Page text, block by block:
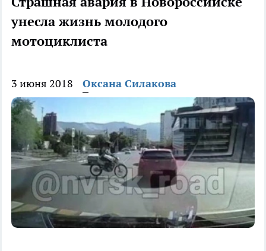
унесла жизнь молодого
мотоциклиста
3 июня 2018 Оксана Силакова